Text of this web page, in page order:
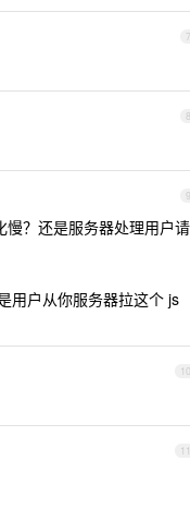
7
8
9
？还是服务器处理用户请
用户从你服务器拉这个 js
10
11